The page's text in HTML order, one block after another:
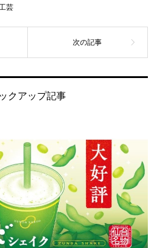
芸
クアップ記事